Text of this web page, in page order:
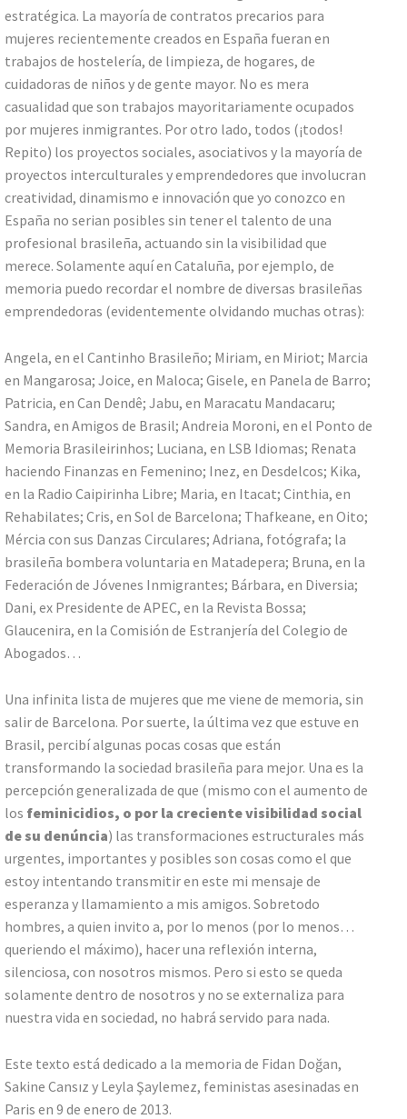
estratégica. La mayoría de contratos precarios para
mujeres recientemente creados en España fueran en
trabajos de hostelería, de limpieza, de hogares, de
cuidadoras de niños y de gente mayor. No es mera
casualidad que son trabajos mayoritariamente ocupados
por mujeres inmigrantes. Por otro lado, todos (¡todos!
Repito) los proyectos sociales, asociativos y la mayoría de
proyectos interculturales y emprendedores que involucran
creatividad, dinamismo e innovación que yo conozco en
España no serian posibles sin tener el talento de una
profesional brasileña, actuando sin la visibilidad que
merece. Solamente aquí en Cataluña, por ejemplo, de
memoria puedo recordar el nombre de diversas brasileñas
emprendedoras (evidentemente olvidando muchas otras):
Angela, en el Cantinho Brasileño; Miriam, en Miriot; Marcia
en Mangarosa; Joice, en Maloca; Gisele, en Panela de Barro;
Patricia, en Can Dendê; Jabu, en Maracatu Mandacaru;
Sandra, en Amigos de Brasil; Andreia Moroni, en el Ponto de
Memoria Brasileirinhos; Luciana, en LSB Idiomas; Renata
haciendo Finanzas en Femenino; Inez, en Desdelcos; Kika,
en la Radio Caipirinha Libre; Maria, en Itacat; Cinthia, en
Rehabilates; Cris, en Sol de Barcelona; Thafkeane, en Oito;
Mércia con sus Danzas Circulares; Adriana, fotógrafa; la
brasileña bombera voluntaria en Matadepera; Bruna, en la
Federación de Jóvenes Inmigrantes; Bárbara, en Diversia;
Dani, ex Presidente de APEC, en la Revista Bossa;
Glaucenira, en la Comisión de Estranjería del Colegio de
Abogados…
Una infinita lista de mujeres que me viene de memoria, sin
salir de Barcelona. Por suerte, la última vez que estuve en
Brasil, percibí algunas pocas cosas que están
transformando la sociedad brasileña para mejor. Una es la
percepción generalizada de que (mismo con el aumento de
los feminicidios, o por la creciente visibilidad social
de su denúncia) las transformaciones estructurales más
urgentes, importantes y posibles son cosas como el que
estoy intentando transmitir en este mi mensaje de
esperanza y llamamiento a mis amigos. Sobretodo
hombres, a quien invito a, por lo menos (por lo menos…
queriendo el máximo), hacer una reflexión interna,
silenciosa, con nosotros mismos. Pero si esto se queda
solamente dentro de nosotros y no se externaliza para
nuestra vida en sociedad, no habrá servido para nada.
Este texto está dedicado a la memoria de Fidan Doğan,
Sakine Cansız y Leyla Şaylemez, feministas asesinadas en
Paris en 9 de enero de 2013.